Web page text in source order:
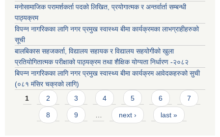
मनोसामाजिक परामर्शकर्ता पदको लिखित, प्रयोगात्मक र अन्तर्वार्ता सम्बन्धी
पाठ्यक्रम
विपन्न नागरिकका लागि नगर प्रमुख स्वास्थ्य बीमा कार्यक्रमका लाभग्राहीहरुको
सूची
बालबिकास सहजकर्ता, विद्यालय सहायक र विद्यालय सहयोगीको खुला
प्रतियोगितात्मक परीक्षाको पाठ्यक्रम तथा शैक्षिक योग्यता निर्धारण -२०८२
बिपन्न नागरिकका लागि नगर प्रमुख स्वास्थ्य बीमा कार्यक्रम आवेदकहरुको सुची
(०८१ मंसिर चक्रको लागि)
Pages
1 2 3 4 5 6 7
8 9 next › last »